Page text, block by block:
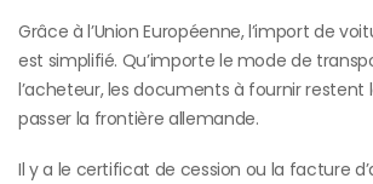
Grâce à l’Union Européenne, l’import de
est simplifié. Qu’importe le mode de
l’acheteur, les documents à fournir restent
passer la frontière allemande.
Il y a le certificat de cession ou la facture